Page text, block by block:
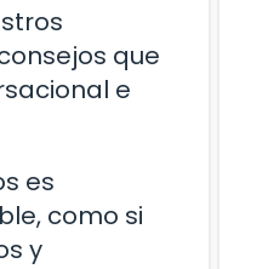
que
e
es
como si
y